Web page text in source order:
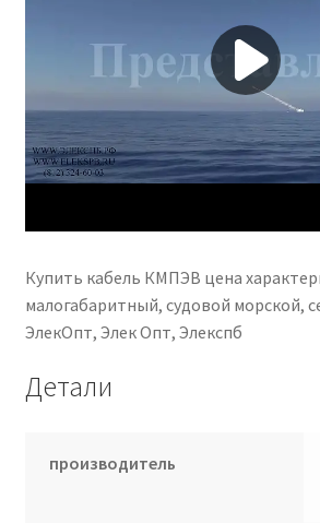
Купить кабель КМПЭВ цена
малогабаритный, судовой морской,
ЭлекОпт, Элек Опт, Элекспб
Детали
производитель